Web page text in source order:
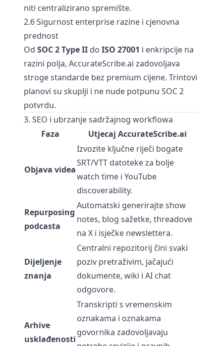
niti centralizirano spremište.
2.6 Sigurnost enterprise razine i cjenovna
prednost
Od SOC 2 Type II do ISO 27001 i enkripcije na
razini polja, AccurateScribe.ai zadovoljava
stroge standarde bez premium cijene. Trintovi
planovi su skuplji i ne nude potpunu SOC 2
potvrdu.
3. SEO i ubrzanje sadržajnog workflowa
Faza
Utjecaj AccurateScribe.ai
Objava videa
Izvozite ključne riječi bogate
SRT/VTT datoteke za bolje
watch time i YouTube
discoverability.
Repurposing
podcasta
Automatski generirajte show
notes, blog sažetke, threadove
na X i isječke newslettera.
Dijeljenje
znanja
Centralni repozitorij čini svaki
poziv pretraživim, jačajući
dokumente, wiki i AI chat
odgovore.
Arhive
usklađenosti
Transkripti s vremenskim
oznakama i oznakama
govornika zadovoljavaju